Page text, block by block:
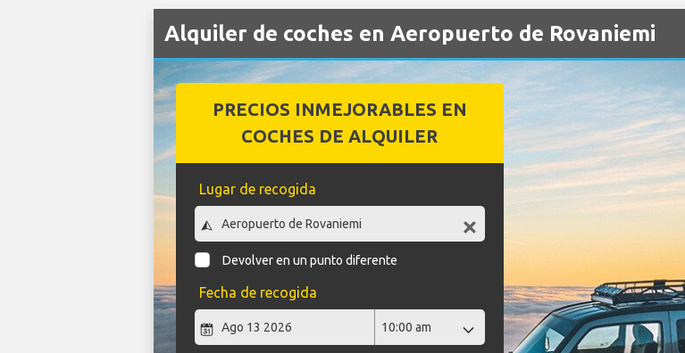
Alquiler de coches en Aeropuerto de Rovaniemi
PRECIOS INMEJORABLES EN
COCHES DE ALQUILER
Lugar de recogida
Devolver en un punto diferente
Fecha de recogida